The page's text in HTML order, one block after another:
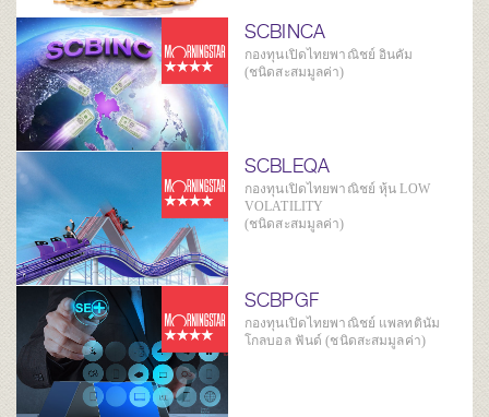
SCBINCA
กองทุนเปิดไทยพาณิชย์ อินคัม
(ชนิดสะสมมูลค่า)
SCBLEQA
กองทุนเปิดไทยพาณิชย์ หุ้น LOW
VOLATILITY
(ชนิดสะสมมูลค่า)
SCBPGF
กองทุนเปิดไทยพาณิชย์ แพลทตินัม
โกลบอล ฟันด์ (ชนิดสะสมมูลค่า)